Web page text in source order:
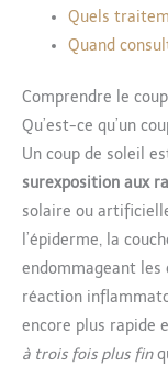
Quels
Quand
Comprendre le
Qu’est-ce qu’un
Un coup de soleil
surexposition aux
solaire ou
l’épiderme, la
endommageant les
réaction
encore plus rapide
à trois fois plus fin